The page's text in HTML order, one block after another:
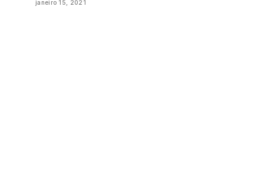
janeiro 15, 2021